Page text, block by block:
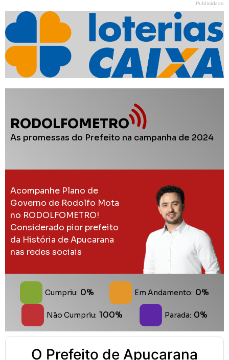
Publicidade
RODOLFOMETRO
As promessas do Prefeito na campanha de 2024
Acompanhe Plano de
Governo de Rodolfo Mota
no RODOLFOMETRO!
Considerado pior prefeito
da História de Apucarana
nas redes sociais
Cumpriu: 0% Em Andamento: 0%
Não Cumpriu: 100% Parada: 0%
O Prefeito de Apucarana